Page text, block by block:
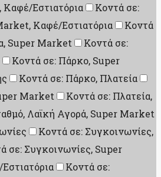
Εστιατόρια
Κοντά σε:
Καφέ/Εστιατόρια
Κοντά
Super Market
Κοντά σε:
Κοντά σε: Πάρκο, Super
Κοντά σε: Πάρκο, Πλατεία
Market
Κοντά σε: Πλατεία,
Λαϊκή Αγορά, Super Market
Κοντά σε: Συγκοινωνίες,
σε: Συγκοινωνίες, Super
Κοντά σε: